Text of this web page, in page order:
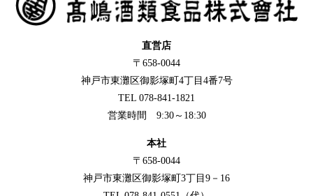
直営店
〒658-0044
神戸市東灘区御影塚町4丁目4番7号
TEL 078-841-1821
営業時間 9:30～18:30
本社
〒658-0044
神戸市東灘区御影塚町3丁目9－16